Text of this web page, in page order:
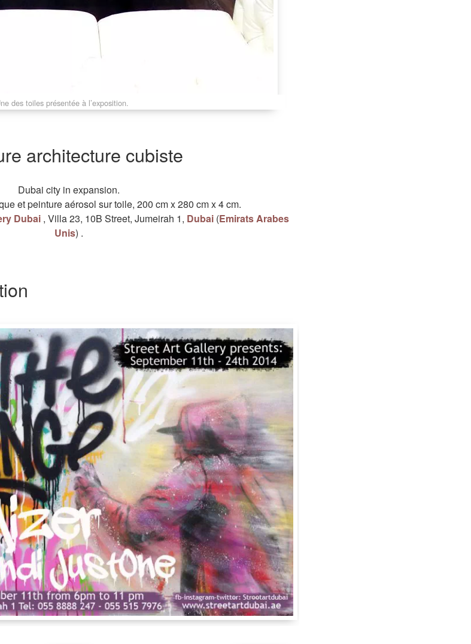
des toiles présentée à l’exposition.
architecture cubiste
Dubai city in expansion.
etpeinture aérosol surtoile, 200 cmx280 cmx4 cm.
Dubai , Villa 23, 10B Street, Jumeirah 1, Dubai (Emirats Arabes
Unis) .